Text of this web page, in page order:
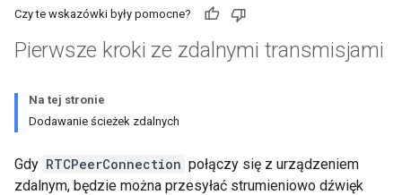
Czy te wskazówki były pomocne?
Pierwsze kroki ze zdalnymi transmisjami
Na tej stronie
Dodawanie ścieżek zdalnych
Gdy RTCPeerConnection połączy się z urządzeniem
zdalnym, będzie można przesyłać strumieniowo dźwięk